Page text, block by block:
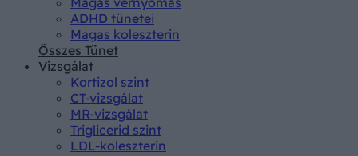
ADHD tünetei
Magas koleszterin
Összes Tünet
Vizsgálat
Kortizol szint
CT-vizsgálat
MR-vizsgálat
Triglicerid szint
LDL-koleszterin